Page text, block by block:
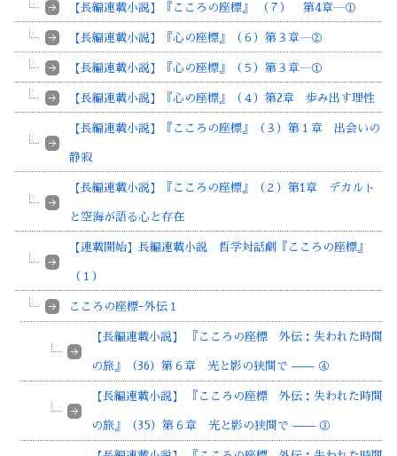
【長編連載小説】『こころの座標』 （７） 第4章―①
【長編連載小説】『心の座標』（６）第３章―②
【長編連載小説】『心の座標』（５）第３章―①
【長編連載小説】『心の座標』（４）第2章 歩み出す理性
【長編連載小説】『こころの座標』（３）第１章 出会いの
静寂
【長編連載小説】『こころの座標』（２）第1章 デカルト
と空海が語る心と存在
【連載開始】長編連載小説 哲学対話劇『こころの座標』
（１）
こころの座標ｰ外伝１
【長編連載小説】 『こころの座標 外伝：失われた時間
の旅』（36）第６章 光と影の狭間で —— ④
【長編連載小説】 『こころの座標 外伝：失われた時間
の旅』（35）第６章 光と影の狭間で —— ③